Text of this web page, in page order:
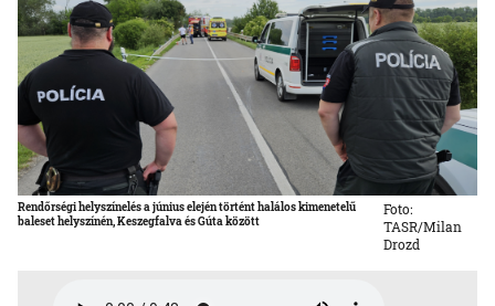
Rendőrségi helyszínelés a június elején történt halálos kimenetelű
baleset helyszínén, Keszegfalva és Gúta között
Foto:
TASR/Milan
Drozd